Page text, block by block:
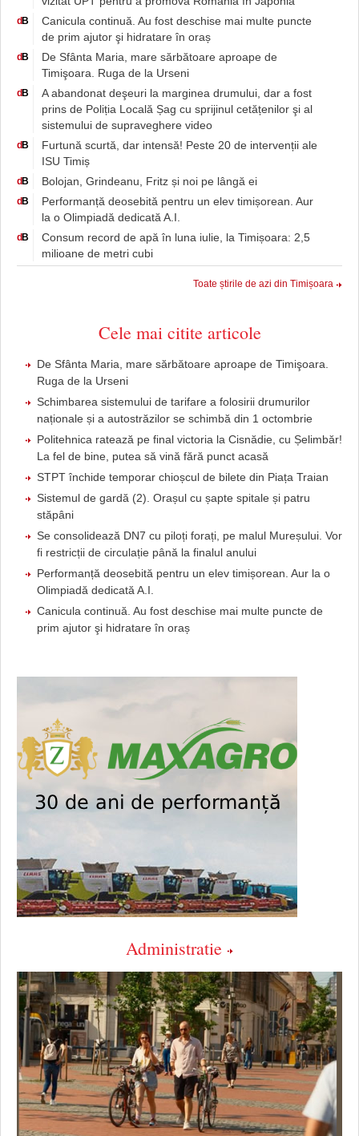
d B
Canicula continuă. Au fost deschise mai multe puncte
de prim ajutor şi hidratare în oraș
d B
De Sfânta Maria, mare sărbătoare aproape de
Timişoara. Ruga de la Urseni
d B
A abandonat deşeuri la marginea drumului, dar a fost
prins de Poliția Locală Șag cu sprijinul cetățenilor şi al
sistemului de supraveghere video
d B
Furtună scurtă, dar intensă! Peste 20 de intervenții ale
ISU Timiș
d B Bolojan, Grindeanu, Fritz și noi pe lângă ei
d B
Performanță deosebită pentru un elev timișorean. Aur
la o Olimpiadă dedicată A.I.
d B
Consum record de apă în luna iulie, la Timișoara: 2,5
milioane de metri cubi
Toate știrile de azi din Timișoara
Cele mai citite articole
De Sfânta Maria, mare sărbătoare aproape de Timişoara.
Ruga de la Urseni
Schimbarea sistemului de tarifare a folosirii drumurilor
naționale și a autostrăzilor se schimbă din 1 octombrie
Politehnica ratează pe final victoria la Cisnădie, cu Șelimbăr!
La fel de bine, putea să vină fără punct acasă
STPT închide temporar chioșcul de bilete din Piața Traian
Sistemul de gardă (2). Orașul cu șapte spitale și patru
stăpâni
Se consolidează DN7 cu piloți forați, pe malul Mureșului. Vor
fi restricții de circulație până la finalul anului
Performanță deosebită pentru un elev timișorean. Aur la o
Olimpiadă dedicată A.I.
Canicula continuă. Au fost deschise mai multe puncte de
prim ajutor şi hidratare în oraș
Administratie